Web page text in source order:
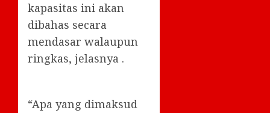
kapasitas ini akan
dibahas secara
mendasar walaupun
ringkas, jelasnya .
“Apa yang dimaksud